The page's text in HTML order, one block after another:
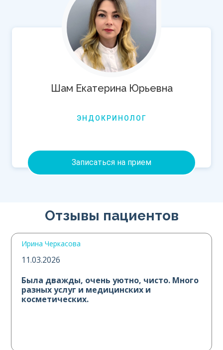
Шам Екатерина Юрьевна
ЭНДОКРИНОЛОГ
Записаться на прием
Отзывы пациентов
Ирина Черкасова
11.03.2026
Была дважды, очень уютно, чисто. Много
разных услуг и медицинских и
косметических.